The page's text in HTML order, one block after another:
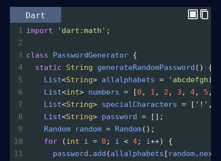
Dart
1 import 'dart:math' ;
2
3 class PasswordGenerator {
4
static String generateRandomPassword () {
5
List<String> allalphabets =
6
List<int> numbers = [0 , 1 , 2 , 3 , 4, 5 ,
7
List<String> specialCharacters = [ '!' ,
8
List<String> password = [];
9
Random random = Random();
10
for (int i = 0 ; i < 4; i++) {
11
password . add (allalphabets [ random.